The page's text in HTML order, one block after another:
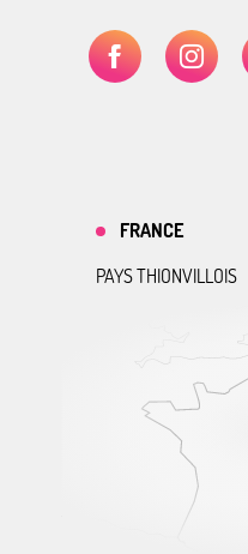
FRANCE
PAYS THIONVILLOIS